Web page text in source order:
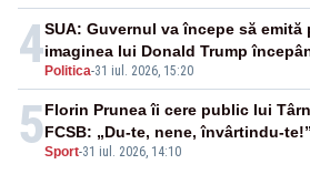
4 Politica-31 iul. 2026, 15:20
SUA: Guvernul va începe să emită
imaginea lui Donald Trump
5Sport-31 iul. 2026, 14:10
Florin Prunea îi cere public lui
FCSB: „Du-te, nene, învârtindu-te!”